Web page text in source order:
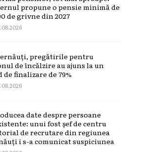
propune o pensie minimă de
de grivne din 2027
pregătirile pentru
de încălzire au ajuns la un
de finalizare de 79%
date despre persoane
unui fost șef de centru
de recrutare din regiunea
i s-a comunicat suspiciunea